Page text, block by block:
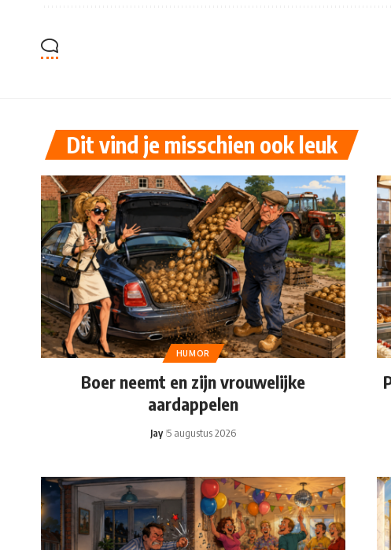
Dit vind je misschien ook leuk
HUMOR
Boer neemt en zijn vrouwelijke
aardappelen
Jay 5 augustus 2026